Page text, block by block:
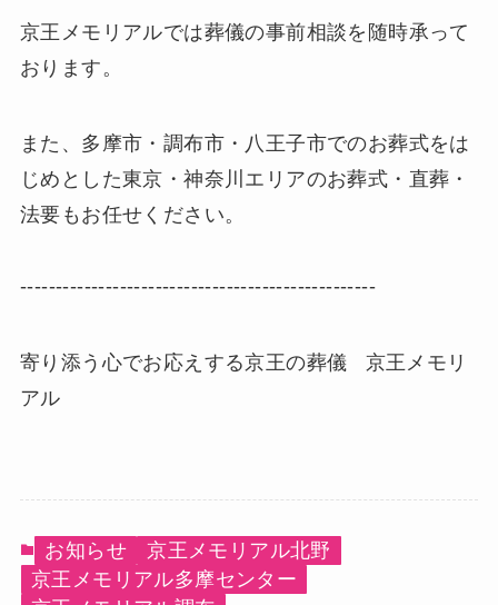
京王メモリアルでは葬儀の事前相談を随時承って
おります。
また、多摩市・調布市・八王子市でのお葬式をは
じめとした東京・神奈川エリアのお葬式・直葬・
法要もお任せください。
--------------------------------------------------
寄り添う心でお応えする京王の葬儀 京王メモリ
アル
お知らせ
京王メモリアル北野
京王メモリアル多摩センター